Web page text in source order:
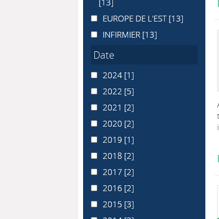
EUROPE DE L'EST
EUROPE DE L'EST [13]
INFIRMIER
INFIRMIER [13]
Date
20242024 [1]
20222022 [5]
20212021 [2]
20202020 [2]
20192019 [1]
20182018 [2]
20172017 [2]
20162016 [2]
20152015 [3]